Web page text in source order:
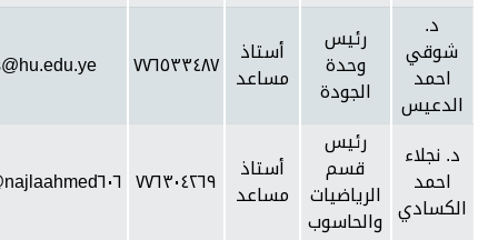
د.
شوقي
احمد
الدعيس
رئيس
وحدة
الجودة
أستاذ
مساعد ٧٧٦٥٣٣٤٨٧
د. نجلاء
احمد
الكسادي
رئيس
قسم
الرياضيات
والحاسوب
أستاذ
مساعد ٧٧٦٣٠٤٢٦٩ najlaahmed٦٠٦@gmail.com